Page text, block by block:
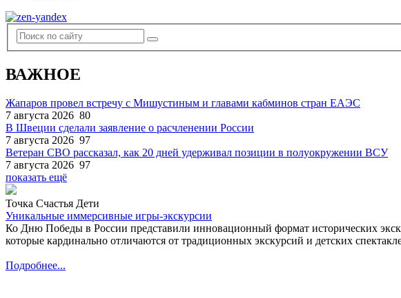
ВАЖНОЕ
Жапаров провел встречу с Мишустиным и главами кабминов стран ЕАЭС
7 августа 2026 80
В Швеции сделали заявление о расчленении России
7 августа 2026 97
Ветеран СВО рассказал, как 20 дней удерживал позиции в полуокружении ВСУ
7 августа 2026 97
показать ещё
Точка Счастья Дети
Уникальные иммерсивные игры-экскурсии
Ко Дню Победы в России представили инновационный формат исторических
которые кардинально отличаются от традиционных экскурсий и детских
Подробнее...